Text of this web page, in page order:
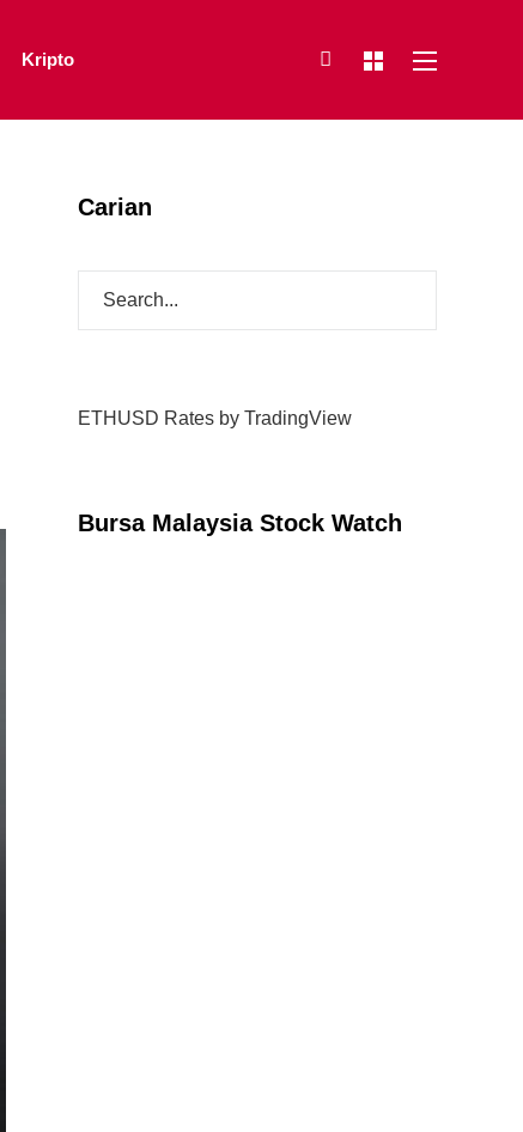
Kripto
Carian
ETHUSD Rates by TradingView
Bursa Malaysia Stock Watch